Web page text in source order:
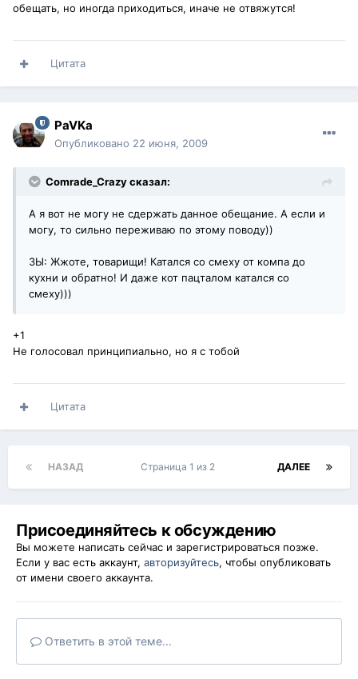
обещать, но иногда приходиться, иначе не отвяжутся!
Цитата
PaVKa
Опубликовано 22 июня, 2009
Comrade_Crazy сказал:
А я вот не могу не сдержать данное обещание. А если и
могу, то сильно переживаю по этому поводу))
ЗЫ: Жжоте, товарищи! Катался со смеху от компа до
кухни и обратно! И даже кот пацталом катался со
смеху)))
+1
Не голосовал принципиально, но я с тобой
Цитата
НАЗАД ДАЛЕЕ
Страница 1 из 2
Присоединяйтесь к обсуждению
Вы можете написать сейчас и зарегистрироваться позже.
Если у вас есть аккаунт, авторизуйтесь, чтобы опубликовать
от имени своего аккаунта.
Ответить в этой теме...